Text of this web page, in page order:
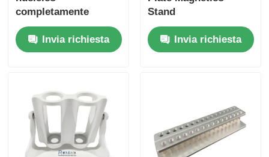
completamente
automatizzato a 32
canali Invia richiesta
Stand
Invia richiesta